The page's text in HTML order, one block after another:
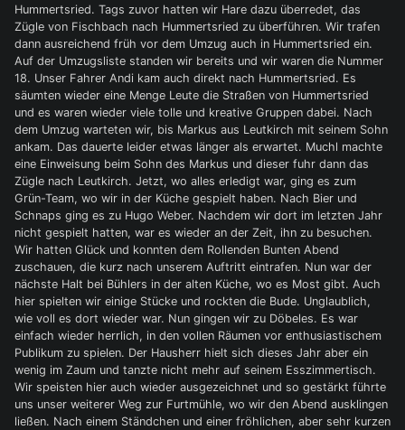
Hummertsried. Tags zuvor hatten wir Hare dazu überredet, das
Zügle von Fischbach nach Hummertsried zu überführen. Wir trafen
dann ausreichend früh vor dem Umzug auch in Hummertsried ein.
Auf der Umzugsliste standen wir bereits und wir waren die Nummer
18. Unser Fahrer Andi kam auch direkt nach Hummertsried. Es
säumten wieder eine Menge Leute die Straßen von Hummertsried
und es waren wieder viele tolle und kreative Gruppen dabei. Nach
dem Umzug warteten wir, bis Markus aus Leutkirch mit seinem Sohn
ankam. Das dauerte leider etwas länger als erwartet. Muchl machte
eine Einweisung beim Sohn des Markus und dieser fuhr dann das
Zügle nach Leutkirch. Jetzt, wo alles erledigt war, ging es zum
Grün-Team, wo wir in der Küche gespielt haben. Nach Bier und
Schnaps ging es zu Hugo Weber. Nachdem wir dort im letzten Jahr
nicht gespielt hatten, war es wieder an der Zeit, ihn zu besuchen.
Wir hatten Glück und konnten dem Rollenden Bunten Abend
zuschauen, die kurz nach unserem Auftritt eintrafen. Nun war der
nächste Halt bei Bühlers in der alten Küche, wo es Most gibt. Auch
hier spielten wir einige Stücke und rockten die Bude. Unglaublich,
wie voll es dort wieder war. Nun gingen wir zu Döbeles. Es war
einfach wieder herrlich, in den vollen Räumen vor enthusiastischem
Publikum zu spielen. Der Hausherr hielt sich dieses Jahr aber ein
wenig im Zaum und tanzte nicht mehr auf seinem Esszimmertisch.
Wir speisten hier auch wieder ausgezeichnet und so gestärkt führte
uns unser weiterer Weg zur Furtmühle, wo wir den Abend ausklingen
ließen. Nach einem Ständchen und einer fröhlichen, aber sehr kurzen